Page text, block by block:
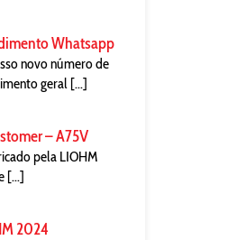
Whatsapp
novo número de
geral [...]
– A75V
pela LIOHM
[...]
2024